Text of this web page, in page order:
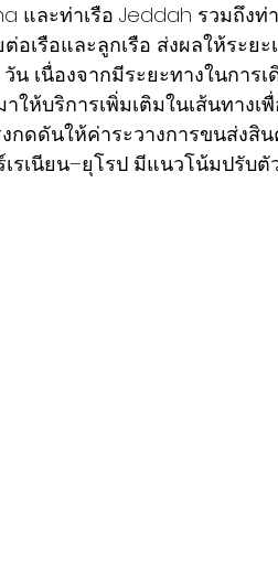
และท่าเรือ Jeddah รวมถึงท่
เรือและลูกเรือ ส่งผลให้ระยะ
น เนื่องจากมีระยะทางในการ
ให้บริการเพิ่มเติมในเส้นทาง
กดดันให้ค่าระวางการขนส่งสิ
รเนียน–ยุโรป มีแนวโน้มปรับ